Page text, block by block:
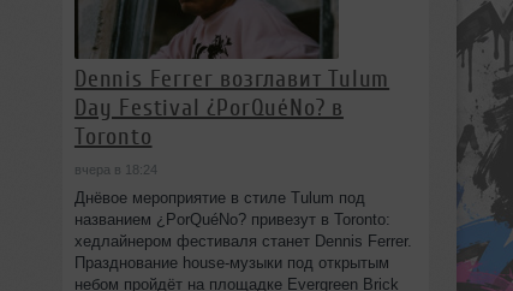
Dennis Ferrer возглавит Tulum
Day Festival ¿PorQuéNo? в
Toronto
вчера в 18:24
Днёвое мероприятие в стиле Tulum под
названием ¿PorQuéNo? привезут в Toronto:
хедлайнером фестиваля станет Dennis Ferrer.
Празднование house-музыки под открытым
небом пройдёт на площадке Evergreen Brick